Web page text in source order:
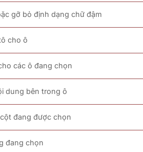
gỡ bỏ định dạng chữ đậm
cho ô
các ô đang chọn
dung bên trong ô
đang được chọn
đang chọn